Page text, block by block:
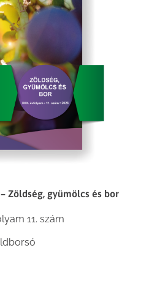
Zöldség, gyümölcs és bor
11. szám